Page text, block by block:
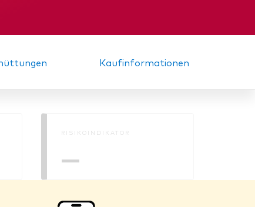
Kaufinformationen
RISIKOINDIKATOR
—